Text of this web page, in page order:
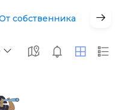
собственника